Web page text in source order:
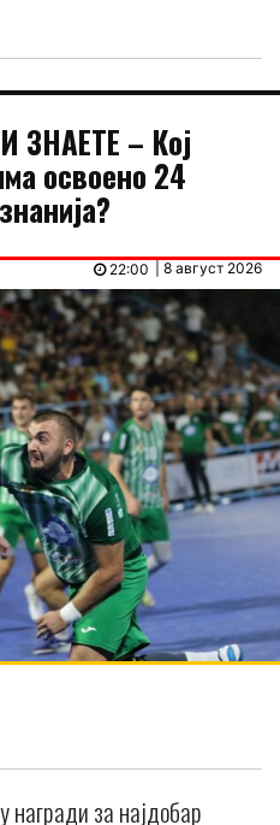
ЗНАЕТЕ – Кој
освоено 24
| 8 август 2026
22:00
награди за најдобар